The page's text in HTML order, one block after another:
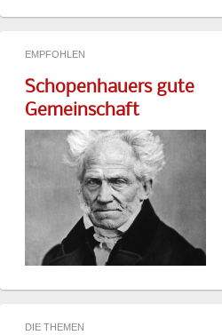
EMPFOHLEN
Schopenhauers gute
Gemeinschaft
DIE THEMEN